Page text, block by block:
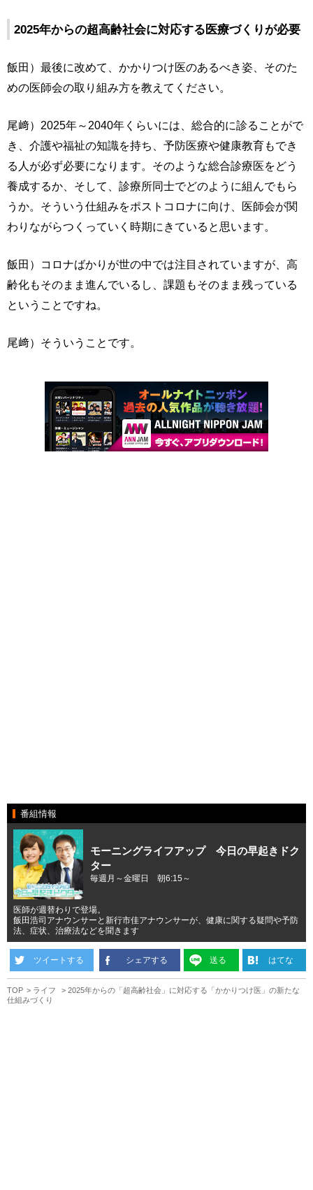
2025年からの超高齢社会に対応する医療づくりが必要
飯田）最後に改めて、かかりつけ医のあるべき姿、そのた
めの医師会の取り組み方を教えてください。
尾﨑）2025年～2040年くらいには、総合的に診ることがで
き、介護や福祉の知識を持ち、予防医療や健康教育もでき
る人が必ず必要になります。そのような総合診療医をどう
養成するか、そして、診療所同士でどのように組んでもら
うか。そういう仕組みをポストコロナに向け、医師会が関
わりながらつくっていく時期にきていると思います。
飯田）コロナばかりが世の中では注目されていますが、高
齢化もそのまま進んでいるし、課題もそのまま残っている
ということですね。
尾﨑）そういうことです。
番組情報
モーニングライフアップ 今日の早起きドク
ター
毎週月～金曜日 朝6:15～
医師が週替わりで登場。
飯田浩司アナウンサーと新行市佳アナウンサーが、健康に関する疑問や予防
法、症状、治療法などを聞きます
ツイートする シェアする 送る はてな
TOP ライフ
2025年からの「超高齢社会」に対応する「かかりつけ医」の新たな
仕組みづくり